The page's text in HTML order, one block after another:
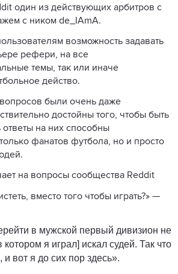
один из действующих арбитров с
с ником de_IAmA.
возможность задавать
рефери, на все
темы, так или иначе
действо.
были очень даже
достойны того, чтобы быть
на них способны
фанатов футбола, но и просто
на вопросы сообщества Reddit
вместо того чтобы играть?» —
в мужской первый дивизион не
котором я играл] искал судей. Так что
и вот я до сих пор здесь».